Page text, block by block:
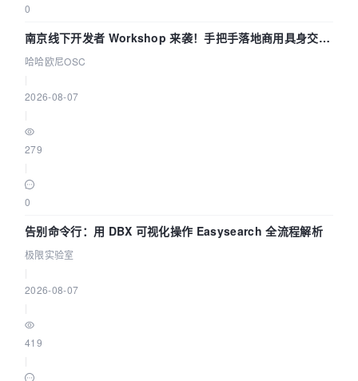
0
南京线下开发者 Workshop 来袭！手把手落地商用具身交互
智能 Agent 应用
哈哈欧尼OSC
2026-08-07
279
0
告别命令行：用 DBX 可视化操作 Easysearch 全流程解析
极限实验室
2026-08-07
419